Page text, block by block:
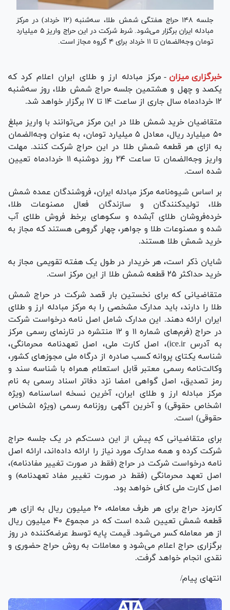
جلسه ۱۴۸ حراج هفتگی شمش طلا، سه‌شنبه (۱۲ خرداد) در مرکز
مبادله ایران برگزار می‌شود. شرط شرکت در این حراج واریز ۵ میلیارد
تومان وجه‌الضمان تا ۱۱ خرداد برای ۴ گروه مجاز است.
خبرگزاری میزان - مرکز مبادله ارز و طلای ایران اعلام کرد که
یکصد و چهل و هشتمین جلسه حراج شمش طلا، روز سه‌شنبه
۱۲ خردادماه سال جاری از ساعت ۱۴ تا ۱۷ برگزار خواهد شد.
متقاضیان خرید شمش طلا در این مرکز می‌توانند با واریز مبلغ
۵۰ میلیارد ریال، معادل ۵ میلیارد تومان، به عنوان وجه‌الضمان
به ازای هر قطعه شمش طلا در این حراج شرکت کنند. مهلت
واریز وجه‌الضمان تا ساعت ۲۴ روز دوشنبه ۱۱ خردادماه تعیین
شده است.
بر اساس شیوه‌نامه مرکز مبادله ایران، فروشندگان عمده شمش
طلا، تولیدکنندگان و سازندگان فعال مصنوعات طلا،
خرده‌فروشان طلای آبشده و سکو‌های برخط فروش طلای آب
شده و مصنوعات طلا و جواهر، چهار گروهی هستند که مجاز به
خرید شمش طلا هستند.
شایان ذکر است، هر خریدار در طول یک هفته تقویمی مجاز به
خرید حداکثر ۲۵ قطعه شمش طلا از این مرکز است.
متقاضیانی که برای نخستین بار قصد شرکت در حراج شمش
طلا را دارند، باید مدارک مشخصی را به مرکز مبادله ارز و طلای
ایران ارائه دهند. این مدارک شامل اصل نامه درخواست شرکت
در حراج (فرم‌های شماره ۱۱ و ۱۲ منتشره در تارنمای رسمی مرکز
به آدرس ice.ir)، اصل کارت ملی، اصل تعهدنامه محرمانگی،
شناسه یکتای پروانه کسب صادره از درگاه ملی مجوز‌های کشور،
وکالت‌نامه رسمی معتبر قابل استعلام همراه با شناسه سند و
رمز تصدیق، اصل گواهی امضا نزد دفاتر اسناد رسمی به نام
مرکز مبادله ارز و طلای ایران، آخرین نسخه اساسنامه (ویژه
اشخاص حقوقی) و آخرین آگهی روزنامه رسمی (ویژه اشخاص
حقوقی) است.
برای متقاضیانی که پیش از این دست‌کم در یک جلسه حراج
شرکت کرده و همه مدارک مورد نیاز را ارائه داده‌اند، ارائه اصل
نامه درخواست شرکت در حراج (فقط در صورت تغییر مفادنامه)،
اصل تعهد محرمانگی (فقط در صورت تغییر مفاد تعهدنامه) و
اصل کارت ملی کافی خواهد بود.
کارمزد حراج برای هر طرف معامله، ۲۰ میلیون ریال به ازای هر
قطعه شمش تعیین شده است که در مجموع ۴۰ میلیون ریال
از هر معامله کسر می‌شود. قیمت پایه توسط عرضه‌کننده در روز
برگزاری حراج اعلام می‌شود و معاملات به روش حراج حضوری و
نقدی انجام خواهد گرفت.
انتهای پیام/